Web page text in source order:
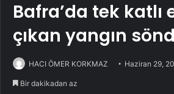
Bafra’da tek katlı
çıkan yangın
HACI ÖMER KORKMAZ Haziran 29,
Bir dakikadan az